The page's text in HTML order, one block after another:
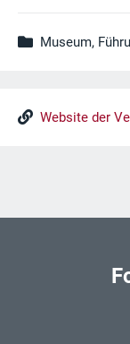
Museum,
Website der